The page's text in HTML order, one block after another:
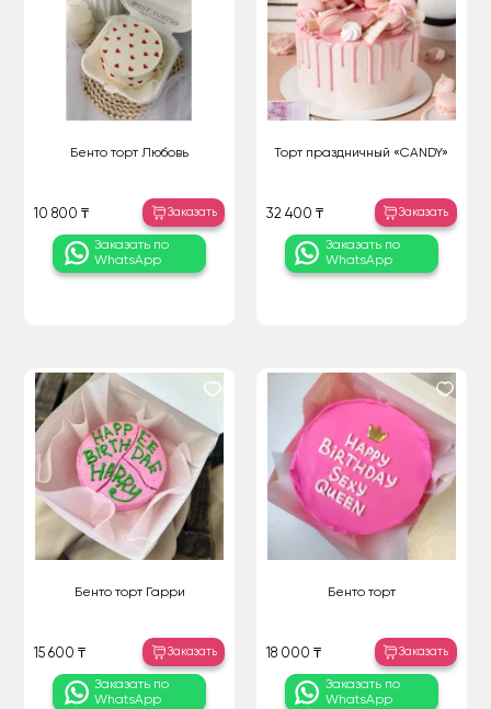
Бенто торт Любовь
10 800 ₸ Заказать
Заказать по
WhatsApp
Торт праздничный «CANDY»
32 400 ₸ Заказать
Заказать по
WhatsApp
Бенто торт Гарри
15 600 ₸ Заказать
Заказать по
WhatsApp
Бенто торт
18 000 ₸ Заказать
Заказать по
WhatsApp